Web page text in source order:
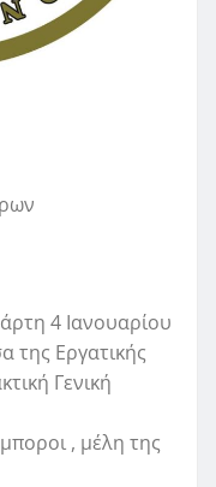
4 Ιανουαρίου
της Εργατικής
Γενική
, μέλη της